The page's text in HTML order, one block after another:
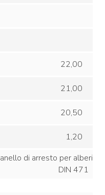
22,00
21,00
20,50
1,20
anello di arresto per alberi
DIN 471